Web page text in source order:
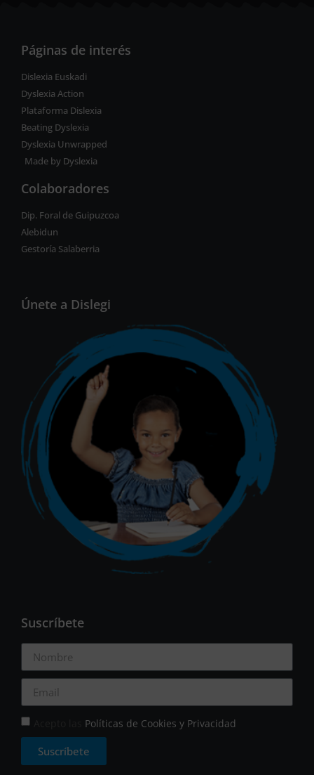
Páginas de interés
Dislexia Euskadi
Dyslexia Action
Plataforma Dislexia
Beating Dyslexia
Dyslexia Unwrapped
Made by Dyslexia
Colaboradores
Dip. Foral de Guipuzcoa
Alebidun
Gestoría Salaberria
Únete a Dislegi
Suscríbete
Políticas de Cookies y Privacidad
Suscríbete